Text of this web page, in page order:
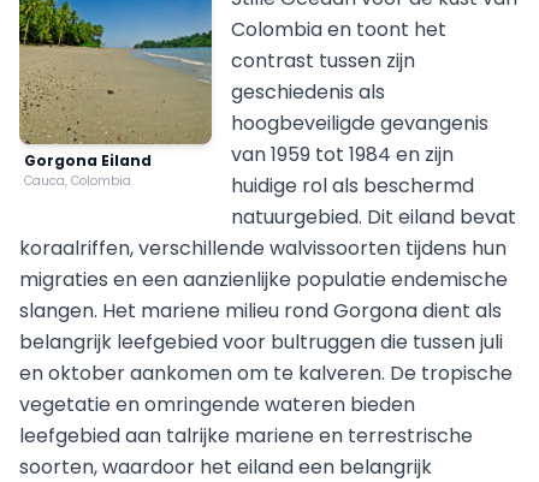
Gorgona Eiland
Cauca, Colombia
Colombia en toont het
contrast tussen zijn
geschiedenis als
hoogbeveiligde gevangenis
van 1959 tot 1984 en zijn
huidige rol als beschermd
natuurgebied. Dit eiland bevat
koraalriffen, verschillende walvissoorten tijdens hun
migraties en een aanzienlijke populatie endemische
slangen. Het mariene milieu rond Gorgona dient als
belangrijk leefgebied voor bultruggen die tussen juli
en oktober aankomen om te kalveren. De tropische
vegetatie en omringende wateren bieden
leefgebied aan talrijke mariene en terrestrische
soorten, waardoor het eiland een belangrijk